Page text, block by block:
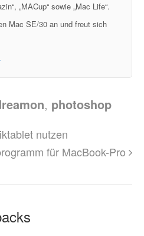
„MACup“ sowie „Mac Life“.
Mac SE/30 an und freut sich
, photoshop
nutzen
für MacBook-Pro